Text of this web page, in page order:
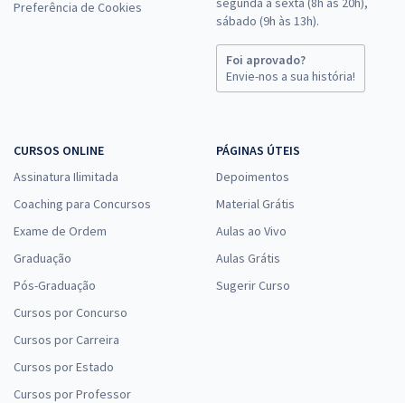
Preferência de Cookies
sábado (9h às 13h).
Foi aprovado?
Envie-nos a sua história!
CURSOS ONLINE
Assinatura Ilimitada
Coaching para Concursos
Exame de Ordem
Graduação
Pós-Graduação
Cursos por Concurso
Cursos por Carreira
Cursos por Estado
Cursos por Professor
PÁGINAS ÚTEIS
Depoimentos
Material Grátis
Aulas ao Vivo
Aulas Grátis
Sugerir Curso